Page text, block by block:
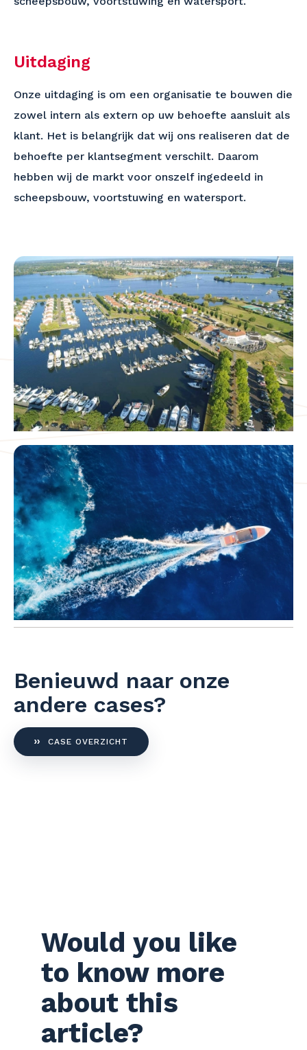
Uitdaging
Onze uitdaging is om een organisatie te bouwen die
zowel intern als extern op uw behoefte aansluit als
klant. Het is belangrijk dat wij ons realiseren dat de
behoefte per klantsegment verschilt. Daarom
hebben wij de markt voor onszelf ingedeeld in
scheepsbouw, voortstuwing en watersport.
Benieuwd naar onze
andere cases?
CASE OVERZICHT
Would you like
to know more
about this
article?